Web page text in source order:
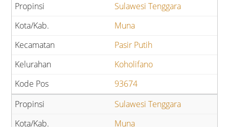
Sulawesi Tenggara
Muna
Pasir Putih
Koholifano
93674
Sulawesi Tenggara
Muna